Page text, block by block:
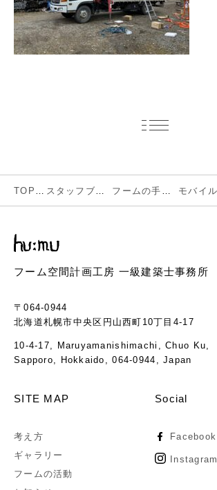
フーム空間計画工房 一級建築士事務所
〒064-0944
北海道札幌市中央区円山西町10丁目4-17
10-4-17, Maruyamanishimachi, Chuo Ku,
Sapporo, Hokkaido, 064-0944, Japan
SITE MAP
考え方
ギャラリー
フームの活動
Social
Facebook
Instagram